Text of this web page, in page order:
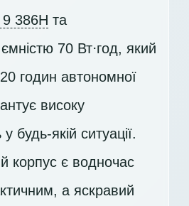
386H та
70 Вт⋅год, який
годин автономної
високу
будь-якій ситуації.
корпус є водночас
а яскравий